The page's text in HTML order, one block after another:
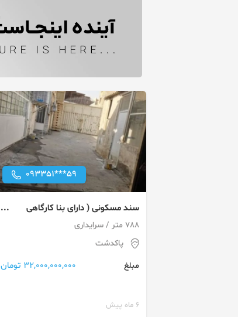
093351***59
سند مسکونی ( دارای بنا کارگاهی
صنعتی ) - امکان تهاتر
788 متر / سرایداری
پاکدشت
مبلغ
32,000,000,000 تومان
6 ماه پیش